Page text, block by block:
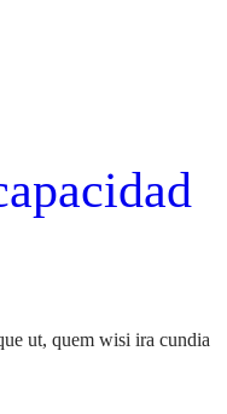
ut, quem wisi ira cundia